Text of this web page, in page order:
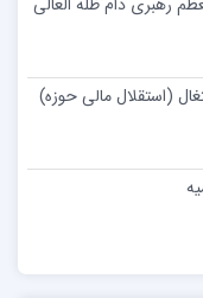
(استقلال مالی حوزه)